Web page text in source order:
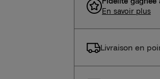
En savoir plus
Livraison en